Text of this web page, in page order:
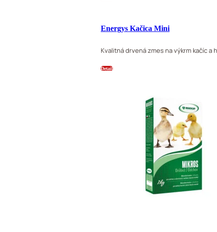
Energys Kačica Mini
Kvalitná drvená zmes na výkrm kačíc a
Detail